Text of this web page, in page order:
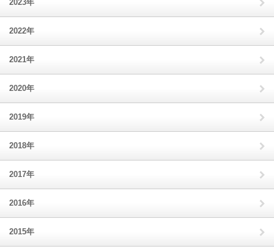
2023年
2022年
2021年
2020年
2019年
2018年
2017年
2016年
2015年